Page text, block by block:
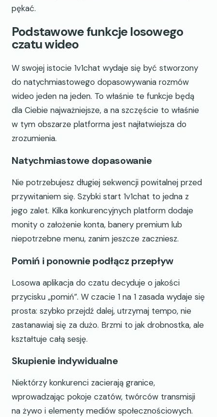
pękać.
Podstawowe funkcje losowego
czatu wideo
W swojej istocie 1v1chat wydaje się być stworzony
do natychmiastowego dopasowywania rozmów
wideo jeden na jeden. To właśnie te funkcje będą
dla Ciebie najważniejsze, a na szczęście to właśnie
w tym obszarze platforma jest najłatwiejsza do
zrozumienia.
Natychmiastowe dopasowanie
Nie potrzebujesz długiej sekwencji powitalnej przed
przywitaniem się. Szybki start 1v1chat to jedna z
jego zalet. Kilka konkurencyjnych platform dodaje
monity o założenie konta, banery premium lub
niepotrzebne menu, zanim jeszcze zaczniesz.
Pomiń i ponownie podłącz przepływ
Losowa aplikacja do czatu decyduje o jakości
przycisku „pomiń”. W czacie 1 na 1 zasada wydaje się
prosta: szybko przejdź dalej, utrzymaj tempo, nie
zastanawiaj się za dużo. Brzmi to jak drobnostka, ale
kształtuje całą sesję.
Skupienie indywidualne
Niektórzy konkurenci zacierają granice,
wprowadzając pokoje czatów, twórców transmisji
na żywo i elementy mediów społecznościowych.